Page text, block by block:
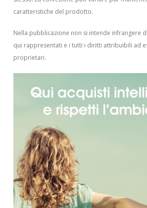
caratteristiche del prodotto.
Nella pubblicazione non si intende infrangere
qui rappresentati e i tutti i diritti attribuibili ad
proprietari.